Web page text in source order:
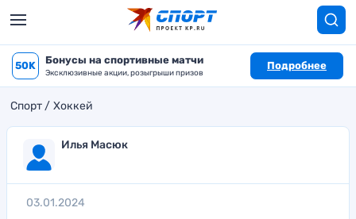
50K Бонусы на спортивные матчи
Эксклюзивные акции, розыгрыши призов
Подробнее
Спорт Хоккей
Илья Масюк
03.01.2024